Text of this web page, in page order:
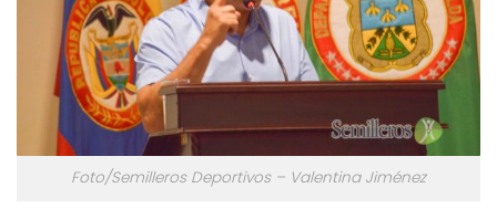
Foto/Semilleros Deportivos – Valentina Jiménez